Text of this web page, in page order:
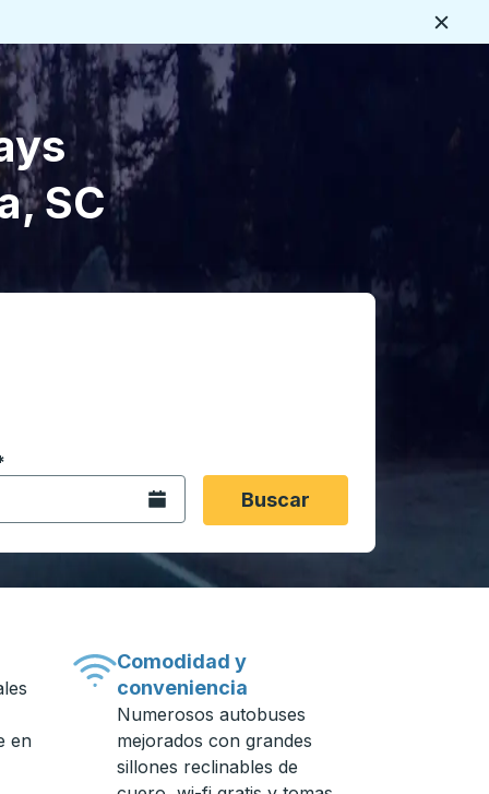
SC
para navegar hasta la ciudad de origen que
de ubicación y luego use las teclas de flecha
formato de fecha Barra diagonal de mes de 2
Abra el calendario.Buscar
en
Comodidad y
conveniencia
Numerosos autobuses
mejorados con grandes
sillones reclinables de